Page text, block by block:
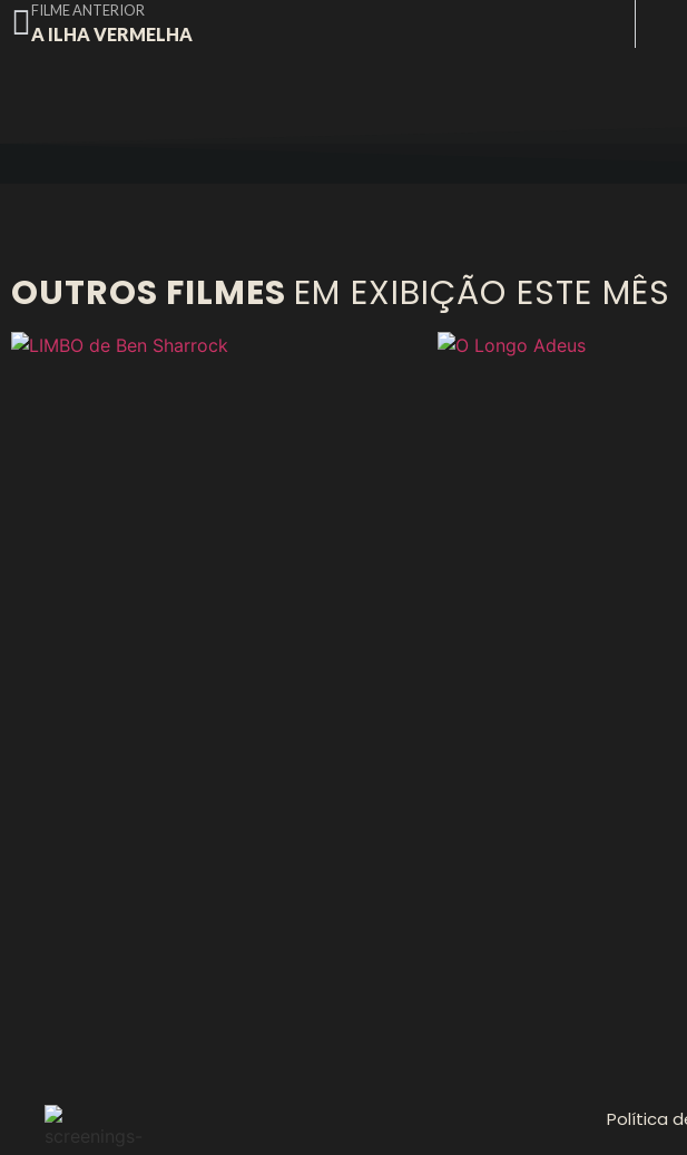
FILME ANTERIOR
A ILHA VERMELHA
OUTROS FILMES EM EXIBIÇÃO ESTE MÊS
Política